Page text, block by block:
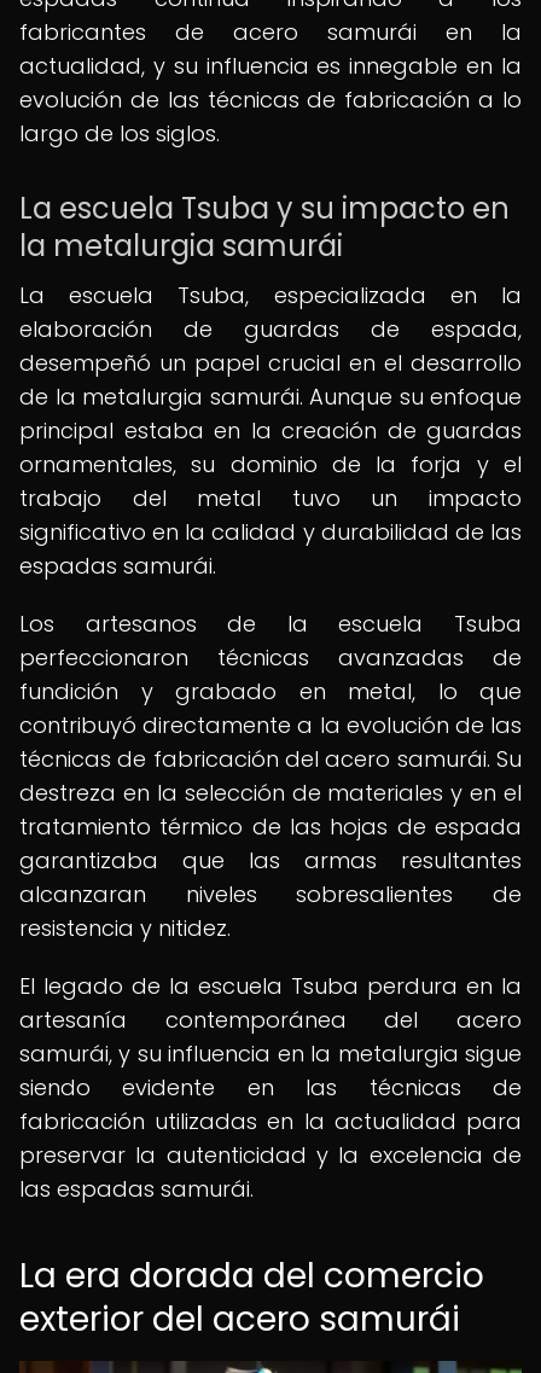
fabricantes de acero samurái en la
actualidad, y su influencia es innegable en la
evolución de las técnicas de fabricación a lo
largo de los siglos.
La escuela Tsuba y su impacto en
la metalurgia samurái
La escuela Tsuba, especializada en la
elaboración de guardas de espada,
desempeñó un papel crucial en el desarrollo
de la metalurgia samurái. Aunque su enfoque
principal estaba en la creación de guardas
ornamentales, su dominio de la forja y el
trabajo del metal tuvo un impacto
significativo en la calidad y durabilidad de las
espadas samurái.
Los artesanos de la escuela Tsuba
perfeccionaron técnicas avanzadas de
fundición y grabado en metal, lo que
contribuyó directamente a la evolución de las
técnicas de fabricación del acero samurái. Su
destreza en la selección de materiales y en el
tratamiento térmico de las hojas de espada
garantizaba que las armas resultantes
alcanzaran niveles sobresalientes de
resistencia y nitidez.
El legado de la escuela Tsuba perdura en la
artesanía contemporánea del acero
samurái, y su influencia en la metalurgia sigue
siendo evidente en las técnicas de
fabricación utilizadas en la actualidad para
preservar la autenticidad y la excelencia de
las espadas samurái.
La era dorada del comercio
exterior del acero samurái